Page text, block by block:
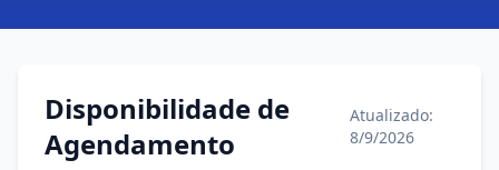
Disponibilidade de
Agendamento
Atualizado:
8/9/2026